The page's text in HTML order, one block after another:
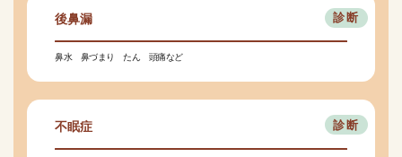
後鼻漏
鼻水 鼻づまり たん 頭痛など
不眠症